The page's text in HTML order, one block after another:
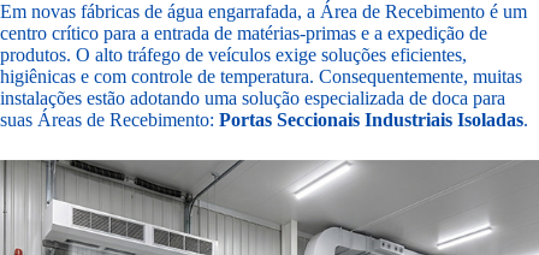
Em novas fábricas de água engarrafada, a Área de Recebimento é um
centro crítico para a entrada de matérias-primas e a expedição de
produtos. O alto tráfego de veículos exige soluções eficientes,
higiênicas e com controle de temperatura. Consequentemente, muitas
instalações estão adotando uma solução especializada de doca para
suas Áreas de Recebimento: Portas Seccionais Industriais Isoladas.